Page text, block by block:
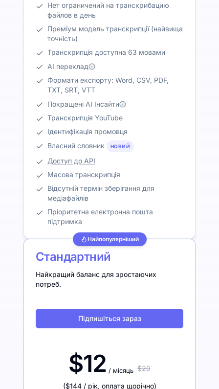
Нет ограничений на транскрибацию
файлов в день
Преміум модель транскрипції (найвища
точність)
Транскрипція доступна 63 мовами
AI переклад
Формати експорту: Word, CSV, PDF,
TXT, SRT, VTT
Покращені AI Інсайти
Транскрипція YouTube
Ідентифікація промовця
Власний словник
НОВИЙ
Доступ до API
Масова транскрипція
Відсутній термін зберігання для
медіафайлів
Пріоритетна електронна пошта
підтримка
Найпопулярніший
Стандартний
Найкращий баланс для зростаючих
потреб.
Підпишіться зараз
$12 / місяць $20
($144 / рік, оплата щорічно)